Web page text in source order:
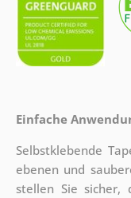
Einfache
Selbstklebende
ebenen und
stellen Sie sicher,